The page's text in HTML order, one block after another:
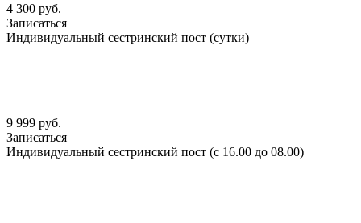
4 300 руб.
Записаться
Индивидуальный сестринский пост (сутки)
9 999 руб.
Записаться
Индивидуальный сестринский пост (с 16.00 до 08.00)